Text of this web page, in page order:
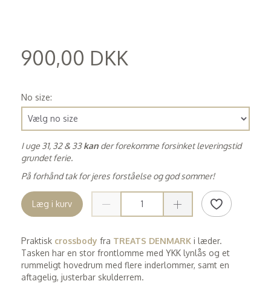
900,00 DKK
No size:
I uge 31, 32 & 33kan der forekomme forsinket leveringstid
grundet ferie.
På forhånd tak for jeres forståelse og god sommer!
Læg i kurv
Praktisk crossbody fra TREATS DENMARK i læder.
Tasken har en stor frontlomme med YKK lynlås og et
rummeligt hovedrum med flere inderlommer, samt en
aftagelig, justerbar skulderrem.